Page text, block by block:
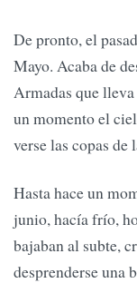
De pronto, el
Mayo. Acaba de
Armadas que
un momento el
verse las copas de
Hasta hace un
junio, hacía frío,
bajaban al subte,
desprenderse una